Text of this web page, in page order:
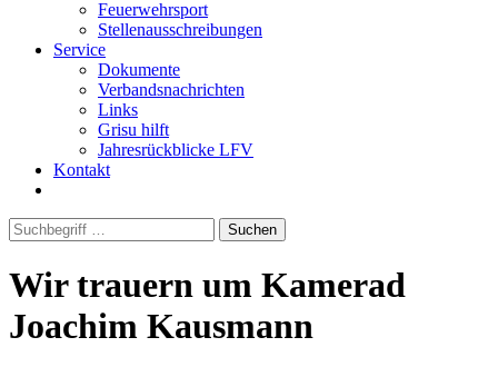
Feuerwehrsport
Stellenausschreibungen
Service
Dokumente
Verbandsnachrichten
Links
Grisu hilft
Jahresrückblicke LFV
Kontakt
Suchen
Wir trauern um Kamerad
Joachim Kausmann